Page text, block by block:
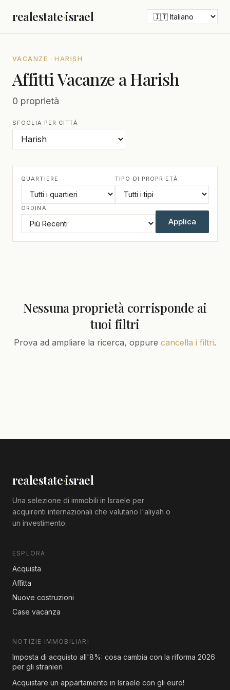
realestate·israel
VACANZE · HARISH
Affitti Vacanze a Harish
0 proprietà
SFOGLIA PER CITTÀ
QUARTIERE TIPO DI PROPRIETÀ
ORDINA
Applica
Nessuna proprietà corrisponde ai
tuoi filtri
Prova ad ampliare la ricerca, oppure cancella i filtri.
realestate·israel
Una selezione di immobili in Israele per
acquirenti internazionali che valutano l'aliyah o
un investimento.
ESPLORA
Acquista
Affitta
Nuove costruzioni
Case vacanza
NOTIZIE IMMOBILIARI
Imposta di acquisto all'8%: cosa cambia con la riforma 2026
per gli stranieri
Acquistare un appartamento in Israele con gli euro!